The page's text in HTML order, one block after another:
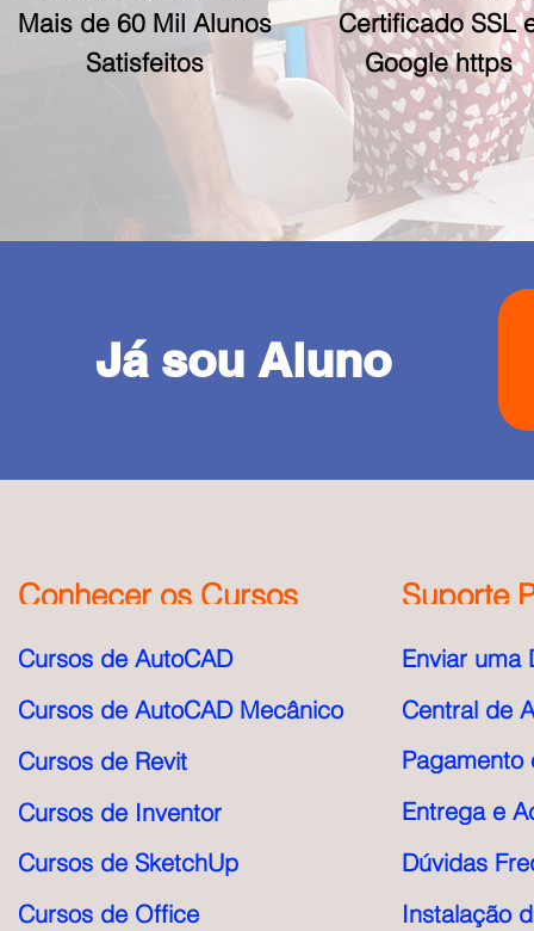
Mais de 60 Mil Alunos
Satisfeitos
Certificado SSL
Google https
Já sou Aluno
Conhecer os Cursos
Cursos de AutoCAD
Cursos de AutoCAD Mecânico
Cursos de Revit
Cursos de Inventor
Cursos de SketchUp
Cursos de Office
Suporte
Enviar uma
Central de
Pagamento
Entrega e
Dúvidas
Instalação